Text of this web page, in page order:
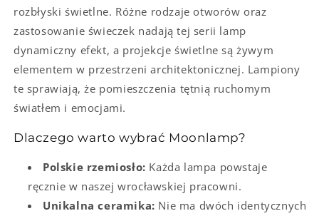
rozbłyski świetlne. Różne rodzaje otworów oraz
zastosowanie świeczek nadają tej serii lamp
dynamiczny efekt, a projekcje świetlne są żywym
elementem w przestrzeni architektonicznej. Lampiony
te sprawiają, że pomieszczenia tętnią ruchomym
światłem i emocjami.
Dlaczego warto wybrać Moonlamp?
Polskie rzemiosło: Każda lampa powstaje
ręcznie w naszej wrocławskiej pracowni.
Unikalna ceramika: Nie ma dwóch identycznych